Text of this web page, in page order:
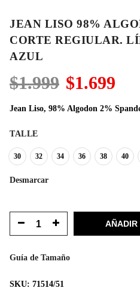
JEAN LISO 98%
CORTE REGIULAR.
AZUL
$1.999 El
precio
original
$1.699
Jean Liso, 98% Algodon 2%
TALLE
30 32 34 36 38 40
Desmarcar
Guía de Tamaño
SKU: 71514/51